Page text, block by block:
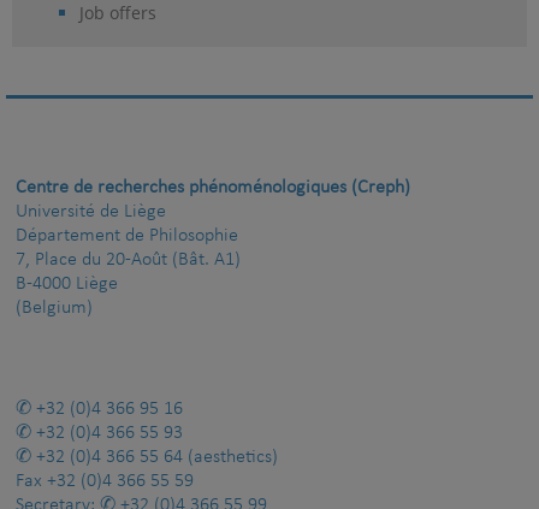
Job offers
Centre de recherches phénoménologiques (Creph)
Université de Liège
Département de Philosophie
7, Place du 20-Août (Bât. A1)
B-4000 Liège
(Belgium)
+32 (0)4 366 95 16
+32 (0)4 366 55 93
+32 (0)4 366 55 64 (aesthetics)
Fax +32 (0)4 366 55 59